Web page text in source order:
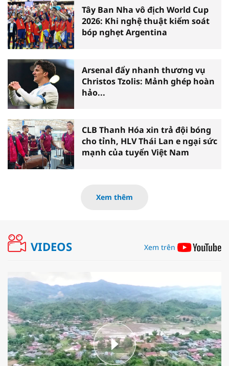
Tây Ban Nha vô địch World Cup
2026: Khi nghệ thuật kiểm soát
bóp nghẹt Argentina
Arsenal đẩy nhanh thương vụ
Christos Tzolis: Mảnh ghép hoàn
hảo...
CLB Thanh Hóa xin trả đội bóng
cho tỉnh, HLV Thái Lan e ngại sức
mạnh của tuyển Việt Nam
Xem thêm
VIDEOS Xem trên